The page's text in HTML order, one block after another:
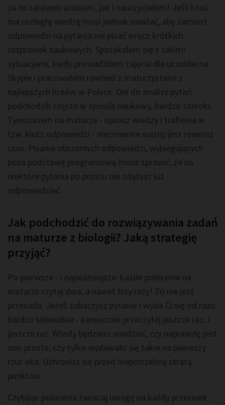
za to zarówno uczniom, jak i nauczycielom! Jeśli ktoś
ma rozległą wiedzę musi jednak uważać, aby zamiast
odpowiedzi na pytania nie pisać wręcz krótkich
rozprawek naukowych. Spotykałem się z takimi
sytuacjami, kiedy prowadziłem zajęcia dla uczniów na
Skypie i pracowałem również z maturzystami z
najlepszych liceów w Polsce. Oni do analizy pytań
podchodzili często w sposób naukowy, bardzo szeroki.
Tymczasem na maturze - oprócz wiedzy i trafienia w
tzw. klucz odpowiedzi - niezmiernie ważny jest również
czas. Pisanie obszernych odpowiedzi, wybiegających
poza podstawę programową może sprawić, że na
niektóre pytania po prostu nie zdążysz już
odpowiedzieć.
Jak podchodzić do rozwiązywania zadań
na maturze z biologii? Jaką strategię
przyjąć?
Po pierwsze - i najważniejsze: każde polecenie na
maturze czytaj dwa, a nawet trzy razy! To nie jest
przesada. Jeżeli zobaczysz pytanie i wyda Ci się od razu
bardzo łatwiutkie - koniecznie przeczytaj jeszcze raz. I
jeszcze raz. Wtedy będziesz wiedzieć, czy naprawdę jest
ono proste, czy tylko wydawało się takie na pierwszy
rzut oka. Uchronisz się przed niepotrzebną stratą
punktów.
Czytając polecenia zwracaj uwagę na każdy przecinek.